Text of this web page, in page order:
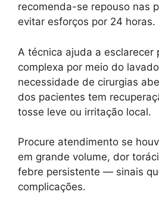
recomenda-se repouso nas
evitar esforços por 24 horas.
A técnica ajuda a esclarecer
complexa por meio do
necessidade de cirurgias
dos pacientes tem
tosse leve ou irritação local.
Procure atendimento se
em grande volume, dor
febre persistente — sinais
complicações.